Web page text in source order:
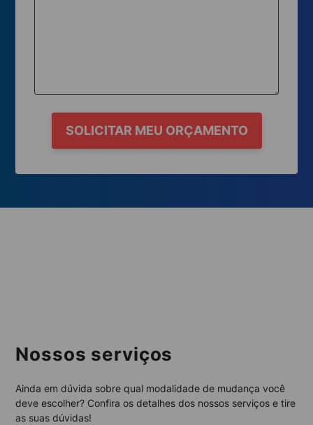
SOLICITAR MEU ORÇAMENTO
Nossos serviços
Ainda em dúvida sobre qual modalidade de mudança você
deve escolher? Confira os detalhes dos nossos serviços e tire
as suas dúvidas!